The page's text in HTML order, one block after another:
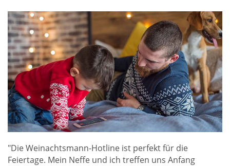
"Die Weinachtsmann-Hotline ist perfekt für die
Feiertage. Mein Neffe und ich treffen uns Anfang